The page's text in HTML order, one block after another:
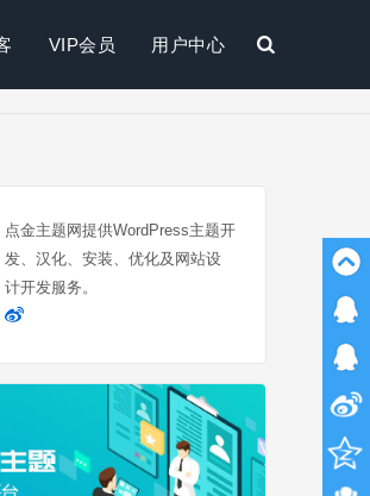
VIP会员 用户中心
点金主题网提供WordPress主题开
发、汉化、安装、优化及网站设
计开发服务。